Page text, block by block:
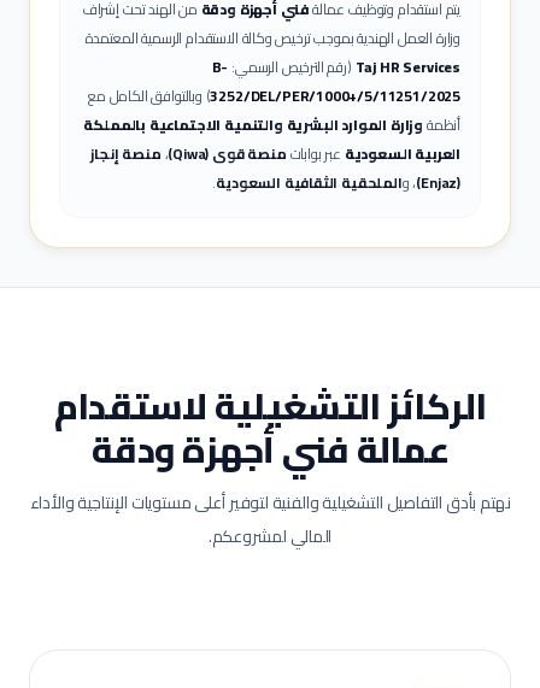
يتم استقدام وتوظيف عمالةفني أجهزة ودقة من الهند تحت إشراف
وزارة العمل الهندية بموجب ترخيص وكالة الاستقدام الرسمية المعتمدة
Taj HR Services (رقم الترخيص الرسمي: B-
3252/DEL/PER/1000+/5/11251/2025) وبالتوافق الكامل مع
أنظمةوزارة الموارد البشرية والتنمية الاجتماعية بالمملكة
العربية السعودية عبر بواباتمنصة قوى (Qiwa) ،منصة إنجاز
(Enjaz)
، والملحقية الثقافية السعودية.
الركائز التشغيلية لاستقدام
عمالةفني أجهزة ودقة
نهتم بأدق التفاصيل التشغيلية والفنية لتوفير أعلى مستويات الإنتاجية والأداء
المالي لمشروعكم.